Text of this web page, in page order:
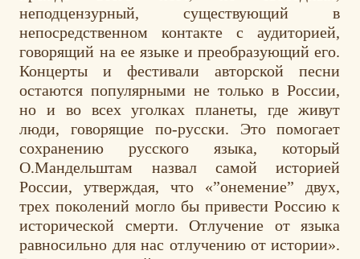
неподцензурный, существующий в
непосредственном контакте с аудиторией,
говорящий на ее языке и преобразующий его.
Концерты и фестивали авторской песни
остаются популярными не только в России,
но и во всех уголках планеты, где живут
люди, говорящие по-русски. Это помогает
сохранению русского языка, который
О.Мандельштам назвал самой историей
России, утверждая, что «”онемение” двух,
трех поколений могло бы привести Россию к
исторической смерти. Отлучение от языка
равносильно для нас отлучению от истории».